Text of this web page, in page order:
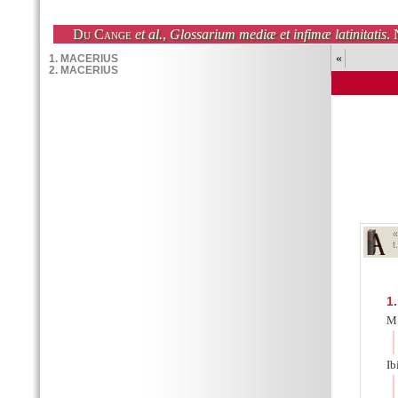
Du Cange et al., Glossarium mediæ et infimæ latinitatis.
«
1.